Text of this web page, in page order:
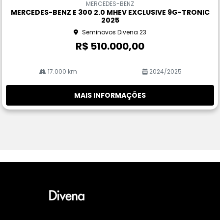
rtil
MERCEDES-BENZ
MERCEDES-BENZ E 300 2.0 MHEV EXCLUSIVE 9G-TRONIC
2025
Seminovos Divena 23
R$ 510.000,00
17.000 km 2024/2025
MAIS INFORMAÇÕES